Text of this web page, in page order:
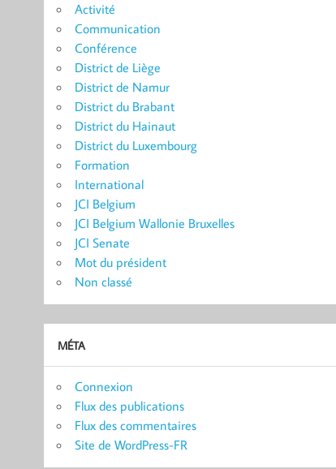
Activité
Communication
Conférence
District de Liège
District de Namur
District du Brabant
District du Hainaut
District du Luxembourg
Formation
International
JCI Belgium
JCI Belgium Wallonie Bruxelles
JCI Senate
Mot du président
Non classé
MÉTA
Connexion
Flux des publications
Flux des commentaires
Site de WordPress-FR